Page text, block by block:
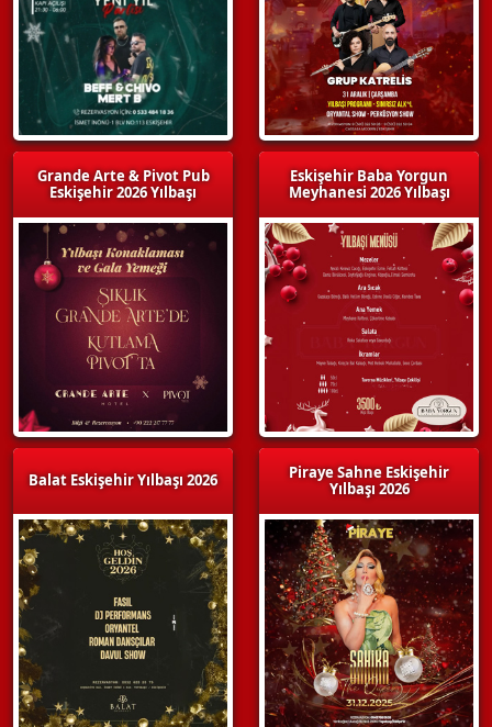
Grande Arte & Pivot Pub
Eskişehir 2026 Yılbaşı
Balat Eskişehir Yılbaşı 2026
Eskişehir Baba Yorgun
Meyhanesi 2026 Yılbaşı
Piraye Sahne Eskişehir
Yılbaşı 2026